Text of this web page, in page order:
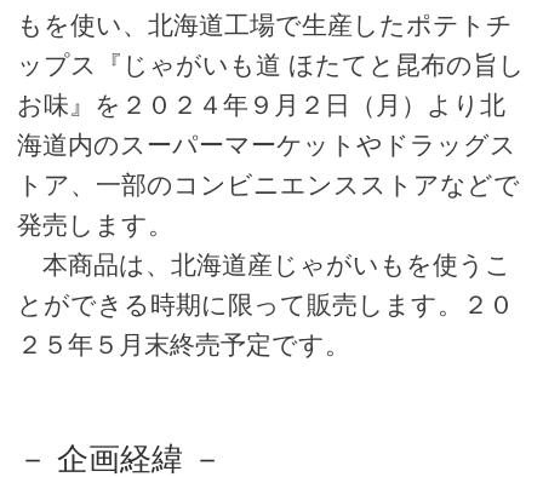
もを使い、北海道工場で生産したポテトチ
ップス『じゃがいも道 ほたてと昆布の旨し
お味』を２０２４年９月２日（月）より北
海道内のスーパーマーケットやドラッグス
トア、一部のコンビニエンスストアなどで
発売します。
本商品は、北海道産じゃがいもを使うこ
とができる時期に限って販売します。２０
２５年５月末終売予定です。
－ 企画経緯 －